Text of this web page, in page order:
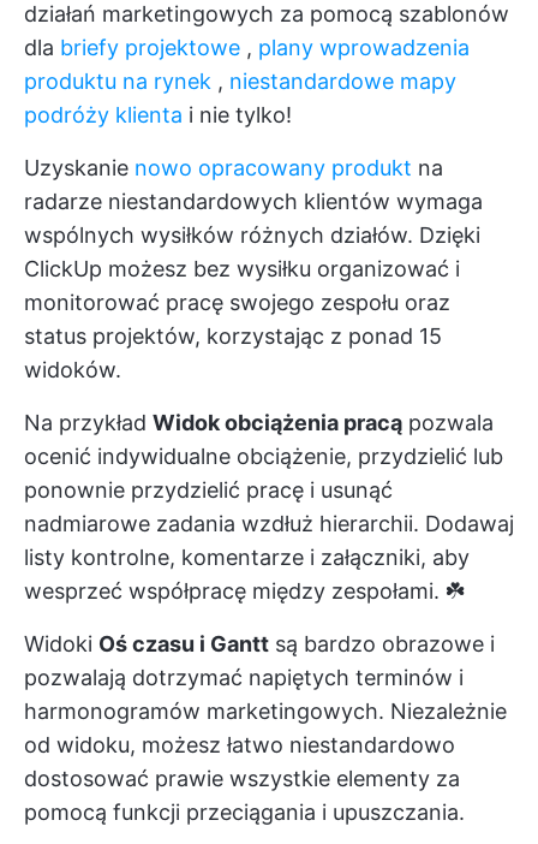
działań marketingowych za pomocą szablonów
dla briefy projektowe , plany wprowadzenia
produktu na rynek , niestandardowe mapy
podróży klienta i nie tylko!
Uzyskanie nowo opracowany produkt na
radarze niestandardowych klientów wymaga
wspólnych wysiłków różnych działów. Dzięki
ClickUp możesz bez wysiłku organizować i
monitorować pracę swojego zespołu oraz
status projektów, korzystając z ponad 15
widoków.
Na przykład Widok obciążenia pracą pozwala
ocenić indywidualne obciążenie, przydzielić lub
ponownie przydzielić pracę i usunąć
nadmiarowe zadania wzdłuż hierarchii. Dodawaj
listy kontrolne, komentarze i załączniki, aby
wesprzeć współpracę między zespołami. ☘️
Widoki Oś czasu i Gantt są bardzo obrazowe i
pozwalają dotrzymać napiętych terminów i
harmonogramów marketingowych. Niezależnie
od widoku, możesz łatwo niestandardowo
dostosować prawie wszystkie elementy za
pomocą funkcji przeciągania i upuszczania.